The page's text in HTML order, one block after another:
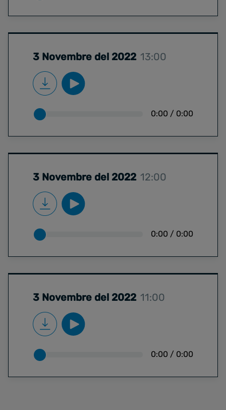
3 Novembre del 2022 13:00
0:00 / 0:00
3 Novembre del 2022 12:00
0:00 / 0:00
3 Novembre del 2022 11:00
0:00 / 0:00